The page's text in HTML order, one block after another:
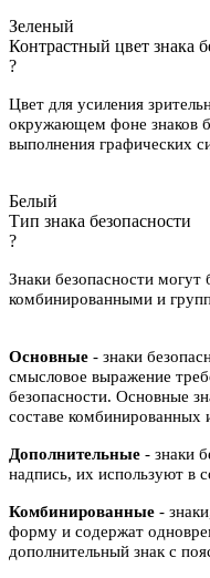
Зеленый
Контрастный цвет знака
?
Цвет для усиления
окружающем фоне знаков
выполнения графических
Белый
Тип знака безопасности
?
Знаки безопасности
комбинированными и
Основные - знаки
смысловое выражение
безопасности. Основные
составе комбинированных
Дополнительные - знаки
надпись, их используют в
Комбинированные -
форму и содержат
дополнительный знак с